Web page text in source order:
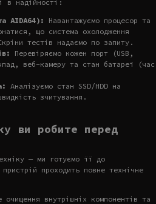
в надійності:
AIDA64):
Навантажуємо процесор та
що система охолодження
тестів надаємо по запиту.
Перевіряємо кожен порт (USB,
веб-камеру та стан батареї (час
Аналізуємо стан SSD/HDD на
зчитування.
ви робите перед
— ми готуємо її до
проходить повне технічне
очищення внутрішніх компонентів та